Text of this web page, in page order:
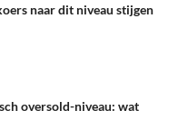
naar dit niveau stijgen
oversold-niveau: wat